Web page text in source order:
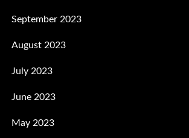
September 2023
August 2023
July 2023
June 2023
May 2023